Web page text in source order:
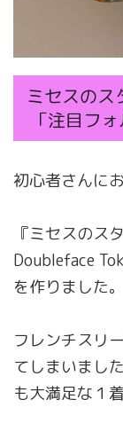
ミセスのス
「注目フ
初心者さん
『ミセスのス
Doubleface
を作りました。
フレンチスリ
てしまいまし
も大満足な１